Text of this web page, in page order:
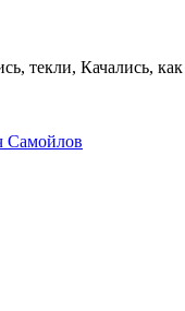
текли, Качались,
Самойлов